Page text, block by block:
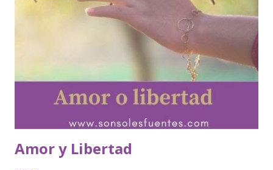
sexo del que realmente desean. Según la doctora Rosemary
Basson, pasada la fase del enamoramiento, hombres y
mujeres dejan de funcionar del mismo modo, ya no es el
deseo sexual lo que mueve el interés de ellas, sino que lo que
quieren las mujeres es conectar e intimar con el hombre que
aman. Dicho de otro modo, en las relaciones ya establecidas,
Amor y Libertad